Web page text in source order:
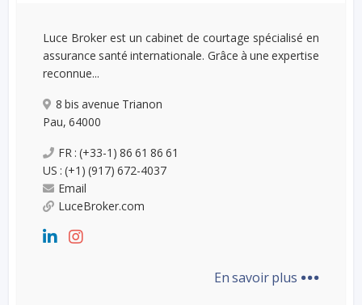
Luce Broker est un cabinet de courtage spécialisé en
assurance santé internationale. Grâce à une expertise
reconnue...
8 bis avenue Trianon
Pau, 64000
FR : (+33-1) 86 61 86 61
US : (+1) (917) 672-4037
Email
LuceBroker.com
En savoir plus ...